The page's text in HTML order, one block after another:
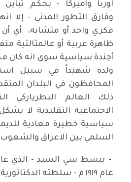
اوربا وأميركا - بحكم تباين
وفارق التطور المدني - إلا
فكري واحد أو متشابه، أي
ظاهرة عربية أو عالمثالثية
أجندة سياسية سوى انه كان
ولده شهيداً في سبيل
المحافظون في البلدان
ذلك العالم البطرياركي
الاجتماعية التقليدية لا
سياسية خطيرة معادية
السلمي بين الاعراق والشعوب
- يبسط سي السيد - الذي
عام ١٩١٩ م - سلطته